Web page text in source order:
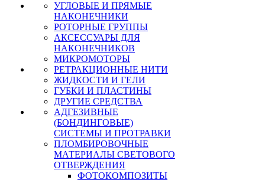
УГЛОВЫЕ И ПРЯМЫЕ
НАКОНЕЧНИКИ
РОТОРНЫЕ ГРУППЫ
АКСЕССУАРЫ ДЛЯ
НАКОНЕЧНИКОВ
МИКРОМОТОРЫ
РЕТРАКЦИОННЫЕ НИТИ
ЖИДКОСТИ И ГЕЛИ
ГУБКИ И ПЛАСТИНЫ
ДРУГИЕ СРЕДСТВА
АДГЕЗИВНЫЕ
(БОНДИНГОВЫЕ)
СИСТЕМЫ И ПРОТРАВКИ
ПЛОМБИРОВОЧНЫЕ
МАТЕРИАЛЫ СВЕТОВОГО
ОТВЕРЖДЕНИЯ
ФОТОКОМПОЗИТЫ